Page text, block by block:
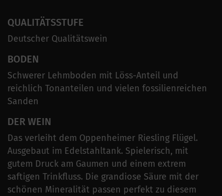
QUALITÄTSSTUFE
Deutscher Qualitätswein
BODEN
Schwerer Lehmboden mit Löss-Anteil und
reichlich Tonanteilen und vielen fossilienreichen
Sanden
DER WEIN
Das verleiht dem Oppenheimer Riesling Flügel.
Ausgebaut im Edelstahltank. Spielerisch, mit
gutem Druck am Gaumen und einem extrem
saftigen Trinkfluss. Die grandiose Säure mit der
schönen Mineralität passen perfekt zu diesem